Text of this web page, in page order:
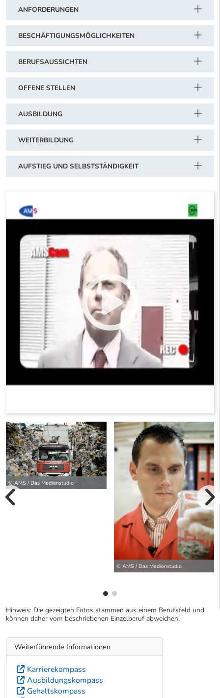
ANFORDERUNGEN
BESCHÄFTIGUNGSMÖGLICHKEITEN
BERUFSAUSSICHTEN
OFFENE STELLEN
AUSBILDUNG
WEITERBILDUNG
AUFSTIEG UND SELBSTSTÄNDIGKEIT
© AMS / Das Medienstudio
© AMS / Das Medienstudio
Hinweis: Die gezeigten Fotos stammen aus einem Berufsfeld und
können daher vom beschriebenen Einzelberuf abweichen.
Weiterführende Informationen
Karrierekompass
Ausbildungskompass
Gehaltskompass